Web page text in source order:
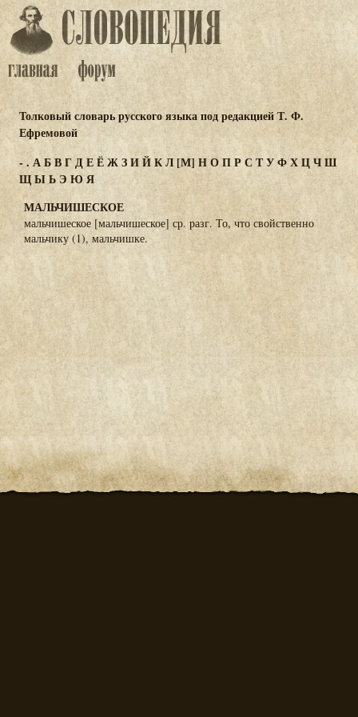
Толковый словарь русского языка под редакцией Т. Ф.
Ефремовой
- . АБВГДЕЁЖЗИЙКЛ[М] НОПРС ТУФХЦЧШ
ЩЫЬЭ ЮЯ
МАЛЬЧИШЕСКОЕ
мальчишеское [мальчишеское] ср. разг. То, что свойственно
мальчику (1), мальчишке.